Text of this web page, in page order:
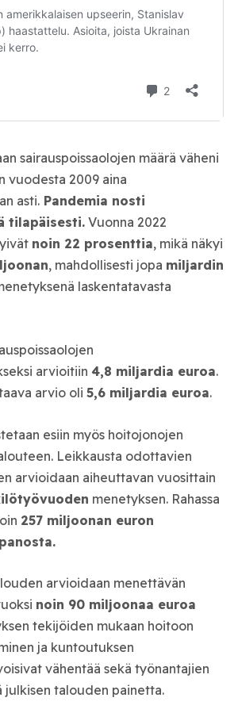
sairauspoissaolojen määrä väheni
vuodesta 2009 aina
asti.Pandemia nosti
tilapäisesti.Vuonna 2022
noin 22 prosenttia, mikä näkyi
, mahdollisesti jopa miljardin
laskentatavasta
arvioitiin 4,8 miljardia euroa.
arvio oli 5,6 miljardia euroa.
esiin myös hoitojonojen
Leikkausta odottavien
arvioidaan aiheuttavan vuosittain
menetyksen. Rahassa
257 miljoonan euron
arvioidaan menettävän
noin 90 miljoonaa euroa
tekijöiden mukaan hoitoon
ja kuntoutuksen
vähentää sekä työnantajien
julkisen talouden painetta.